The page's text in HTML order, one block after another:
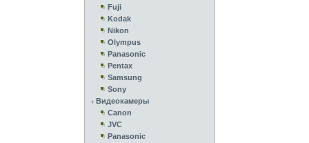
Fuji
Kodak
Nikon
Olympus
Panasonic
Pentax
Samsung
Sony
Видеокамеры
Canon
JVC
Panasonic